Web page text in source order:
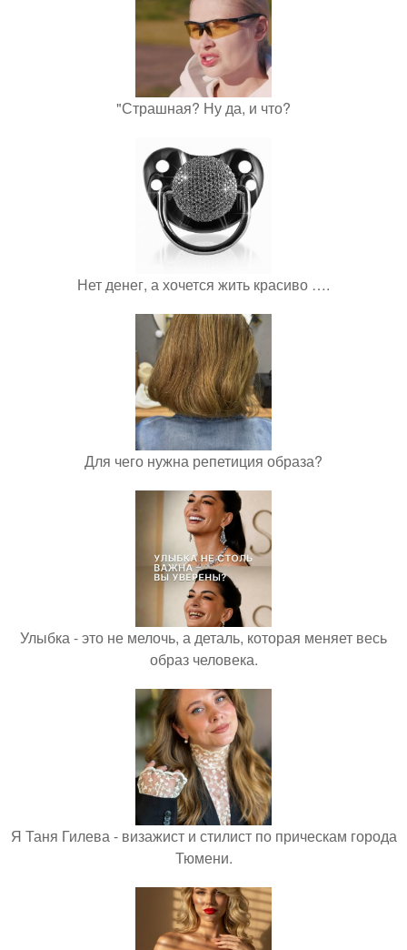
"Страшная? Ну да, и что?
Нет денег, а хочется жить красиво ….
Для чего нужна репетиция образа?
Улыбка - это не мелочь, а деталь, которая меняет весь
образ человека.
Я Таня Гилева - визажист и стилист по прическам города
Тюмени.